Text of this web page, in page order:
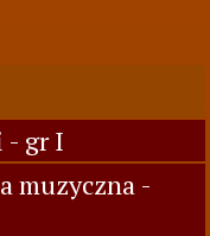
- gr I
muzyczna -